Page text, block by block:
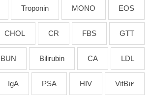
EOS
MONO
Troponin
GTT
FBS
CR
CHOL
LDL
CA
Bilirubin
BUN
VitB12
HIV
PSA
IgA